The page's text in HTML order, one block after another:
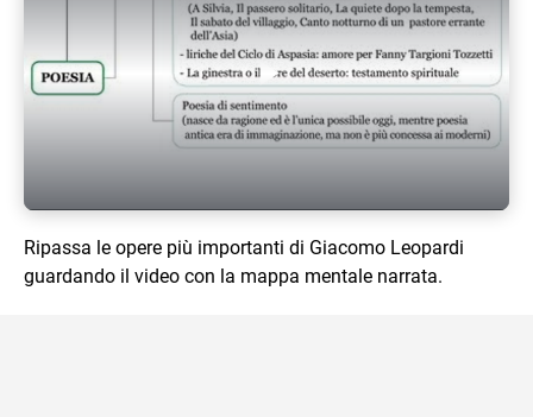
Play Video
Ripassa le opere più importanti di Giacomo Leopardi
guardando il video con la mappa mentale narrata.